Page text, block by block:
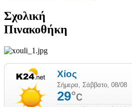
Σχολική
Πινακοθήκη